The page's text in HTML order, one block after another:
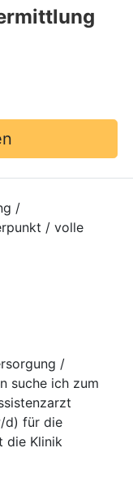
/
/ volle
/
suche ich zum
d) für die
die Klinik